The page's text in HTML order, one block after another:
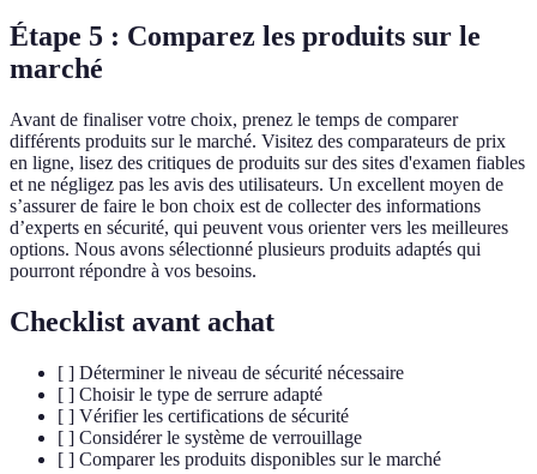
Étape 5 : Comparez les produits sur le
marché
Avant de finaliser votre choix, prenez le temps de comparer
différents produits sur le marché. Visitez des comparateurs de prix
en ligne, lisez des critiques de produits sur des sites d'examen fiables
et ne négligez pas les avis des utilisateurs. Un excellent moyen de
s’assurer de faire le bon choix est de collecter des informations
d’experts en sécurité, qui peuvent vous orienter vers les meilleures
options. Nous avons sélectionné plusieurs produits adaptés qui
pourront répondre à vos besoins.
Checklist avant achat
[ ] Déterminer le niveau de sécurité nécessaire
[ ] Choisir le type de serrure adapté
[ ] Vérifier les certifications de sécurité
[ ] Considérer le système de verrouillage
[ ] Comparer les produits disponibles sur le marché